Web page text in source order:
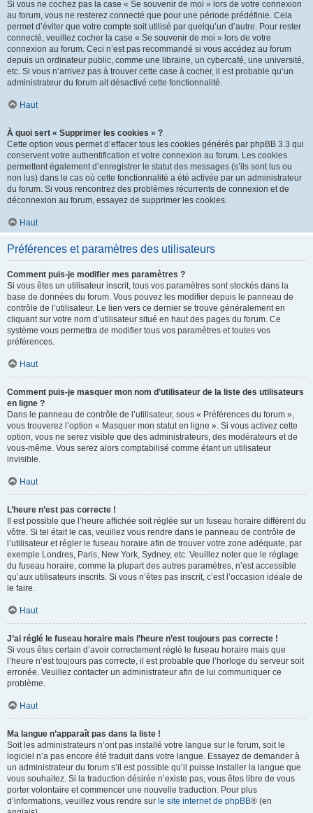
Si vous ne cochez pas la case « Se souvenir de moi » lors de votre connexion
au forum, vous ne resterez connecté que pour une période prédéfinie. Cela
permet d’éviter que votre compte soit utilisé par quelqu’un d’autre. Pour rester
connecté, veuillez cocher la case « Se souvenir de moi » lors de votre
connexion au forum. Ceci n’est pas recommandé si vous accédez au forum
depuis un ordinateur public, comme une librairie, un cybercafé, une université,
etc. Si vous n’arrivez pas à trouver cette case à cocher, il est probable qu’un
administrateur du forum ait désactivé cette fonctionnalité.
Haut
À quoi sert « Supprimer les cookies » ?
Cette option vous permet d’effacer tous les cookies générés par phpBB 3.3 qui
conservent votre authentification et votre connexion au forum. Les cookies
permettent également d’enregistrer le statut des messages (s’ils sont lus ou
non lus) dans le cas où cette fonctionnalité a été activée par un administrateur
du forum. Si vous rencontrez des problèmes récurrents de connexion et de
déconnexion au forum, essayez de supprimer les cookies.
Haut
Préférences et paramètres des utilisateurs
Comment puis-je modifier mes paramètres ?
Si vous êtes un utilisateur inscrit, tous vos paramètres sont stockés dans la
base de données du forum. Vous pouvez les modifier depuis le panneau de
contrôle de l’utilisateur. Le lien vers ce dernier se trouve généralement en
cliquant sur votre nom d’utilisateur situé en haut des pages du forum. Ce
système vous permettra de modifier tous vos paramètres et toutes vos
préférences.
Haut
Comment puis-je masquer mon nom d’utilisateur de la liste des utilisateurs
en ligne ?
Dans le panneau de contrôle de l’utilisateur, sous « Préférences du forum »,
vous trouverez l’option « Masquer mon statut en ligne ». Si vous activez cette
option, vous ne serez visible que des administrateurs, des modérateurs et de
vous-même. Vous serez alors comptabilisé comme étant un utilisateur
invisible.
Haut
L’heure n’est pas correcte !
Il est possible que l’heure affichée soit réglée sur un fuseau horaire différent du
vôtre. Si tel était le cas, veuillez vous rendre dans le panneau de contrôle de
l’utilisateur et régler le fuseau horaire afin de trouver votre zone adéquate, par
exemple Londres, Paris, New York, Sydney, etc. Veuillez noter que le réglage
du fuseau horaire, comme la plupart des autres paramètres, n’est accessible
qu’aux utilisateurs inscrits. Si vous n’êtes pas inscrit, c’est l’occasion idéale de
le faire.
Haut
J’ai réglé le fuseau horaire mais l’heure n’est toujours pas correcte !
Si vous êtes certain d’avoir correctement réglé le fuseau horaire mais que
l’heure n’est toujours pas correcte, il est probable que l’horloge du serveur soit
erronée. Veuillez contacter un administrateur afin de lui communiquer ce
problème.
Haut
Ma langue n’apparaît pas dans la liste !
Soit les administrateurs n’ont pas installé votre langue sur le forum, soit le
logiciel n’a pas encore été traduit dans votre langue. Essayez de demander à
un administrateur du forum s’il est possible qu’il puisse installer la langue que
vous souhaitez. Si la traduction désirée n’existe pas, vous êtes libre de vous
porter volontaire et commencer une nouvelle traduction. Pour plus
d’informations, veuillez vous rendre sur le site internet de phpBB® (en